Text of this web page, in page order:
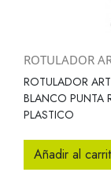
ROTULADOR
ROTULADOR
BLANCO PUNTA
PLASTICO
Añadir al